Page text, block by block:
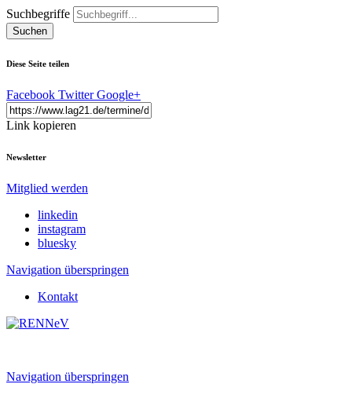
Suchbegriffe
Suchen
Diese Seite teilen
Facebook Twitter Google+
Link kopieren
Newsletter
Mitglied werden
linkedin
instagram
bluesky
Navigation überspringen
Kontakt
Navigation überspringen